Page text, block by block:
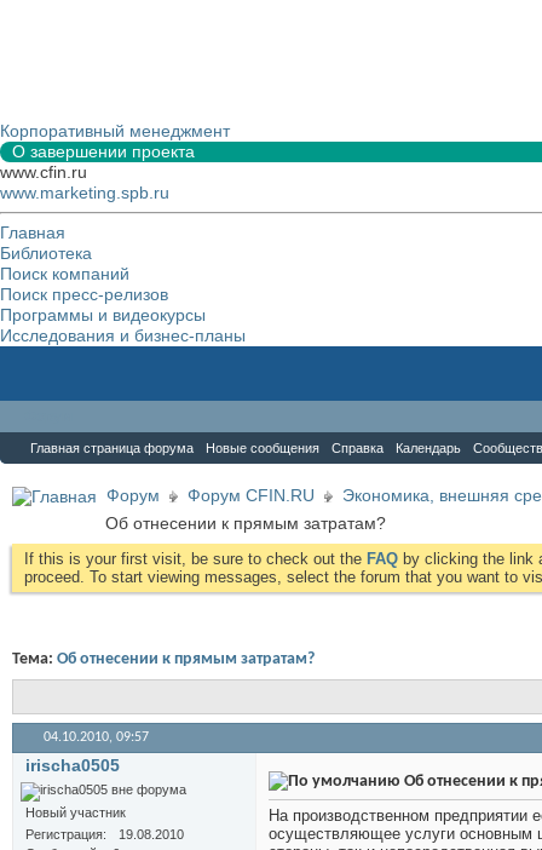
Корпоративный менеджмент
О завершении проекта
www.cfin.ru
www.marketing.spb.ru
Главная
Библиотека
Поиск компаний
Поиск пресс-релизов
Программы и видеокурсы
Исследования и бизнес-планы
Главная страница форума Новые сообщения Справка Календарь
Форум Форум CFIN.RU
Экономика, внешняя
Об отнесении к прямым затратам?
If this is your first visit, be sure to check out the FAQ by clicking the link
proceed. To start viewing messages, select the forum that you want to
Тема: Об отнесении к прямым затратам?
04.10.2010, 09:57
irischa0505
Новый участник
Регистрация
19.08.2010
Об отнесении к
На производственном предприятии
осуществляющее услуги основным